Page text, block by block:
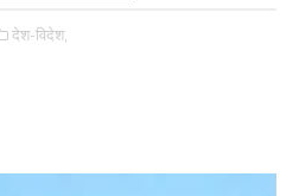
देश-विदेश,